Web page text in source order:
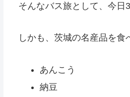
そんなバス旅として、今日
しかも、茨城の名産品を
あんこう
納豆